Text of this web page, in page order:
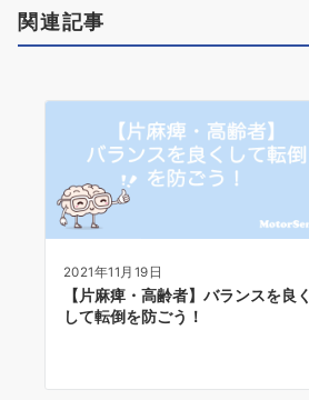
関連記事
2021年11月19日
【片麻痺・高齢者】バランスを良く
して転倒を防ごう！